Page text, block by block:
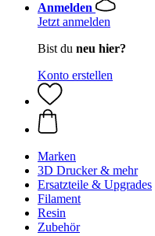
Anmelden
Jetzt anmelden
Bist du neu hier?
Konto erstellen
Marken
3D Drucker & mehr
Ersatzteile & Upgrades
Filament
Resin
Zubehör